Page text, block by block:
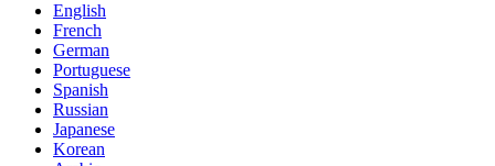
English
French
German
Portuguese
Spanish
Russian
Japanese
Korean